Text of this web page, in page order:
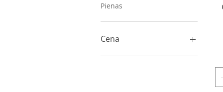
Pienas
Cena